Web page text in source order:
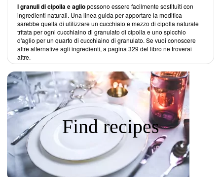
I granuli di cipolla e agliopossono essere facilmente sostituiti con
ingredienti naturali. Una linea guida per apportare la modifica
sarebbe quella di utilizzare un cucchiaio e mezzo di cipolla naturale
tritata per ogni cucchiaino di granulato di cipolla e uno spicchio
d'aglio per un quarto di cucchiaino di granulato. Se vuoi conoscere
altre alternative agli ingredienti, a pagina 329 del libro ne troverai
altre.
Find recipes